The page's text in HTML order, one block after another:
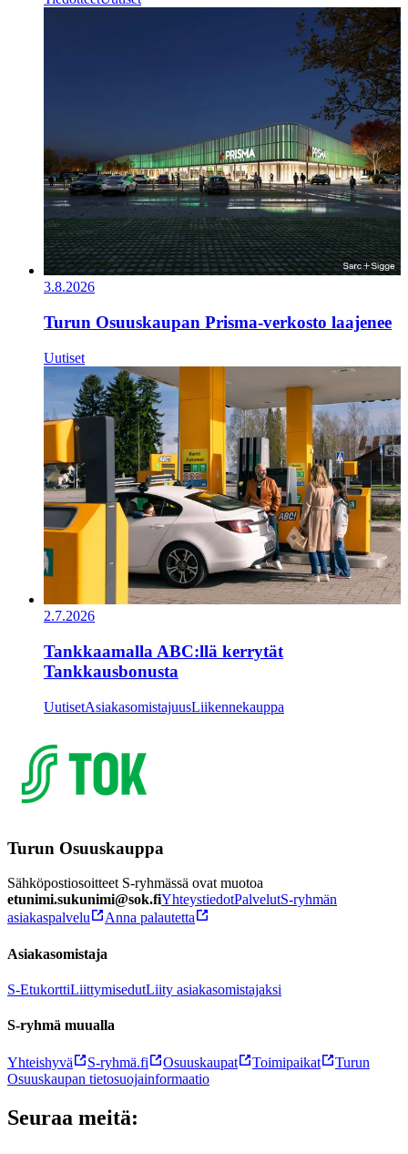
3.8.2026
Turun Osuuskaupan Prisma-verkosto laajenee
Uutiset
2.7.2026
Tankkaamalla ABC:llä kerrytät
Tankkausbonusta
UutisetAsiakasomistajuusLiikennekauppa
Turun Osuuskauppa
Sähköpostiosoitteet S-ryhmässä ovat muotoa
etunimi.sukunimi@sok.fiYhteystiedotPalvelutS-ryhmän
asiakaspalvelu
Anna palautetta
Asiakasomistaja
S-EtukorttiLiittymisedutLiity asiakasomistajaksi
S-ryhmä muualla
Yhteishyvä S-ryhmä.fi Osuuskaupat Toimipaikat
Turun
Osuuskaupan tietosuojainformaatio
Seuraa meitä: